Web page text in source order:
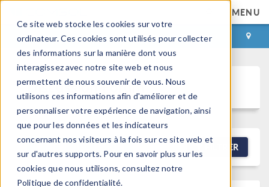
Ce site web stocke les cookies sur votre
ordinateur. Ces cookies sont utilisés pour collecter
des informations sur la manière dont vous
interagissez avec notre site web et nous
permettent de nous souvenir de vous. Nous
utilisons ces informations afin d'améliorer et de
personnaliser votre expérience de navigation, ainsi
que pour les données et les indicateurs
concernant nos visiteurs à la fois sur ce site web et
sur d'autres supports. Pour en savoir plus sur les
cookies que nous utilisons, consultez notre
Politique de confidentialité.
MENU
CONNEXION CONTACT
Discussion Forum
FILTRER